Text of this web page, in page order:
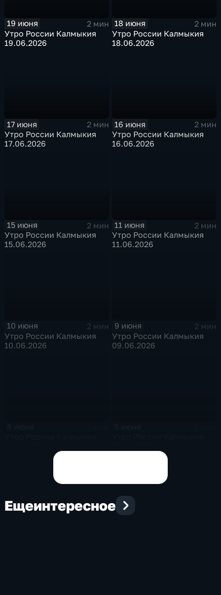
19 июня
2 мин
Утро России Калмыкия
19.06.2026
18 июня
2 мин
Утро России Калмыкия
18.06.2026
17 июня
2 мин
Утро России Калмыкия
17.06.2026
16 июня
2 мин
Утро России Калмыкия
16.06.2026
15 июня
2 мин
Утро России Калмыкия
15.06.2026
11 июня
2 мин
Утро России Калмыкия
11.06.2026
10 июня
2 мин
Утро России Калмыкия
10.06.2026
9 июня
2 мин
Утро России Калмыкия
09.06.2026
Ещеинтересное